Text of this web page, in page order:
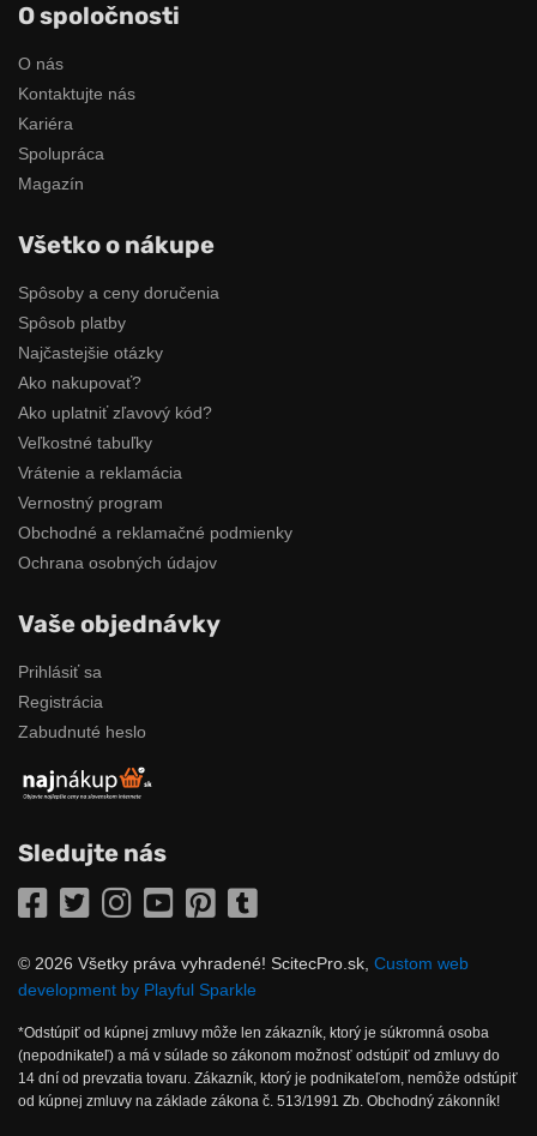
O spoločnosti
O nás
Kontaktujte nás
Kariéra
Spolupráca
Magazín
Všetko o nákupe
Spôsoby a ceny doručenia
Spôsob platby
Najčastejšie otázky
Ako nakupovať?
Ako uplatniť zľavový kód?
Veľkostné tabuľky
Vrátenie a reklamácia
Vernostný program
Obchodné a reklamačné podmienky
Ochrana osobných údajov
Vaše objednávky
Prihlásiť sa
Registrácia
Zabudnuté heslo
Sledujte nás
Facebook
TwitterInstagramYouTubePinterest
© 2026 Všetky práva vyhradené! ScitecPro.sk, Custom web
development by Playful Sparkle
*Odstúpiť od kúpnej zmluvy môže len zákazník, ktorý je súkromná osoba
(nepodnikateľ) a má v súlade so zákonom možnosť odstúpiť od zmluvy do
14 dní od prevzatia tovaru. Zákazník, ktorý je podnikateľom, nemôže odstúpiť
od kúpnej zmluvy na základe zákona č. 513/1991 Zb. Obchodný zákonník!